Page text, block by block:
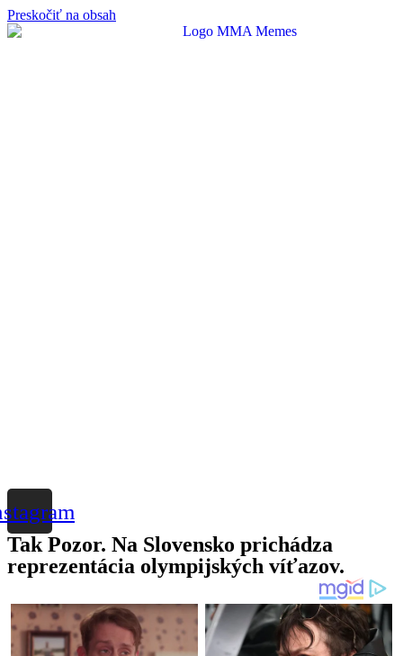
Preskočiť na obsah
Tak Pozor. Na Slovensko prichádza
reprezentácia olympijských víťazov.